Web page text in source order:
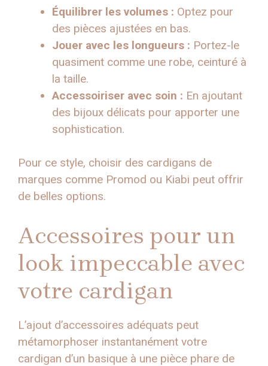
Équilibrer les volumes : Optez pour
des pièces ajustées en bas.
Jouer avec les longueurs : Portez-le
quasiment comme une robe, ceinturé à
la taille.
Accessoiriser avec soin : En ajoutant
des bijoux délicats pour apporter une
sophistication.
Pour ce style, choisir des cardigans de
marques comme Promod ou Kiabi peut offrir
de belles options.
Accessoires pour un
look impeccable avec
votre cardigan
L’ajout d’accessoires adéquats peut
métamorphoser instantanément votre
cardigan d’un basique à une pièce phare de